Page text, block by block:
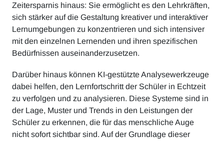
Zeitersparnis hinaus: Sie ermöglicht es den Lehrkräften,
sich stärker auf die Gestaltung kreativer und interaktiver
Lernumgebungen zu konzentrieren und sich intensiver
mit den einzelnen Lernenden und ihren spezifischen
Bedürfnissen auseinanderzusetzen.
Darüber hinaus können KI-gestützte Analysewerkzeuge
dabei helfen, den Lernfortschritt der Schüler in Echtzeit
zu verfolgen und zu analysieren. Diese Systeme sind in
der Lage, Muster und Trends in den Leistungen der
Schüler zu erkennen, die für das menschliche Auge
nicht sofort sichtbar sind. Auf der Grundlage dieser